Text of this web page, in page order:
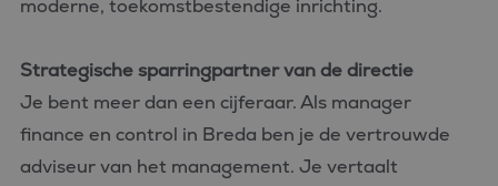
moderne, toekomstbestendige inrichting.
Strategische sparringpartner van de directie
Je bent meer dan een cijferaar. Als manager
finance en control in Breda ben je de vertrouwde
adviseur van het management. Je vertaalt